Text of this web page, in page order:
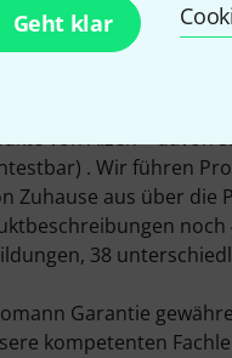
Geht klarwurde im Jahre
Der offizielle
ausschließlich
von Aizen –
. Wir führen
Zuhause aus über
38
Garantie
kompetenten